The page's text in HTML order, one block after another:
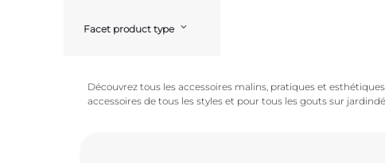
Facet product type
Découvrez tous les accessoires malins, pratiques et
accessoires de tous les styles et pour tous les gouts sur